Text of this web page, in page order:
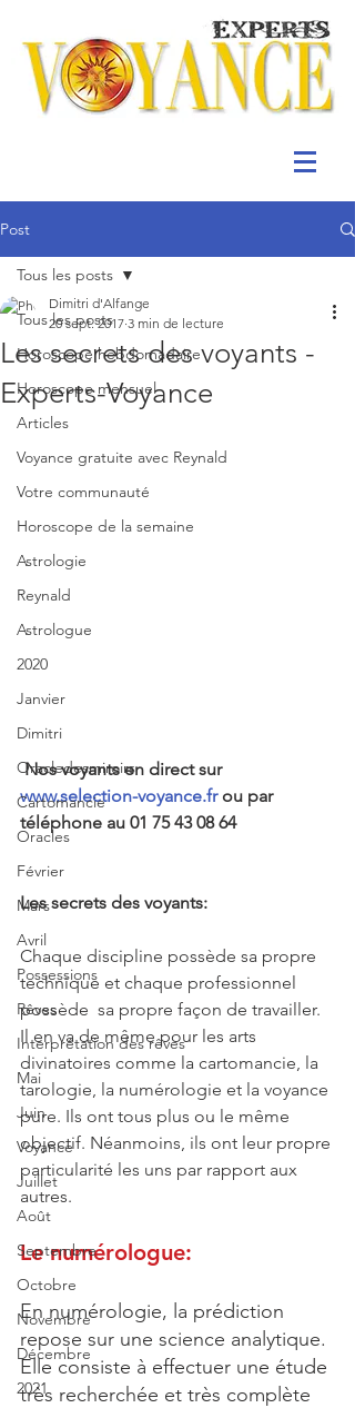
Post
Tous les posts
Horoscope hebdomadaire
Horoscope mensuel
Articles
Voyance gratuite avec Reynald
Votre communauté
Horoscope de la semaine
Astrologie
Reynald
Astrologue
2020
Janvier
Dimitri
Oracledesmiroirs
Cartomancie
Oracles
Février
Mars
Avril
Possessions
Rêves
Interprétation des rêves
Mai
Juin
Voyance
Juillet
Août
Septembre
Octobre
Novembre
Décembre
2021
Tous les posts
Les secrets des voyants -
Experts-Voyance
Dimitri d'Alfange
20 sept. 2017 3 min de lecture
Nos voyants en direct sur
www.selection-voyance.fr ou par
téléphone au 01 75 43 08 64
Les secrets des voyants:
Chaque discipline possède sa propre
technique et chaque professionnel
possède  sa propre façon de travailler.
Il en va de même pour les arts
divinatoires comme la cartomancie, la
tarologie, la numérologie et la voyance
pure. Ils ont tous plus ou le même
objectif. Néanmoins, ils ont leur propre
particularité les uns par rapport aux
autres.
Le numérologue:
En numérologie, la prédiction
repose sur une science analytique.
Elle consiste à effectuer une étude
très recherchée et très complète